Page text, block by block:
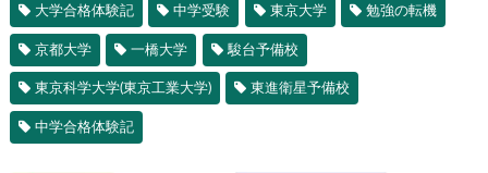
大学合格体験記 中学受験 東京大学 勉強の転機
京都大学 一橋大学 駿台予備校
東京科学大学(東京工業大学) 東進衛星予備校
中学合格体験記